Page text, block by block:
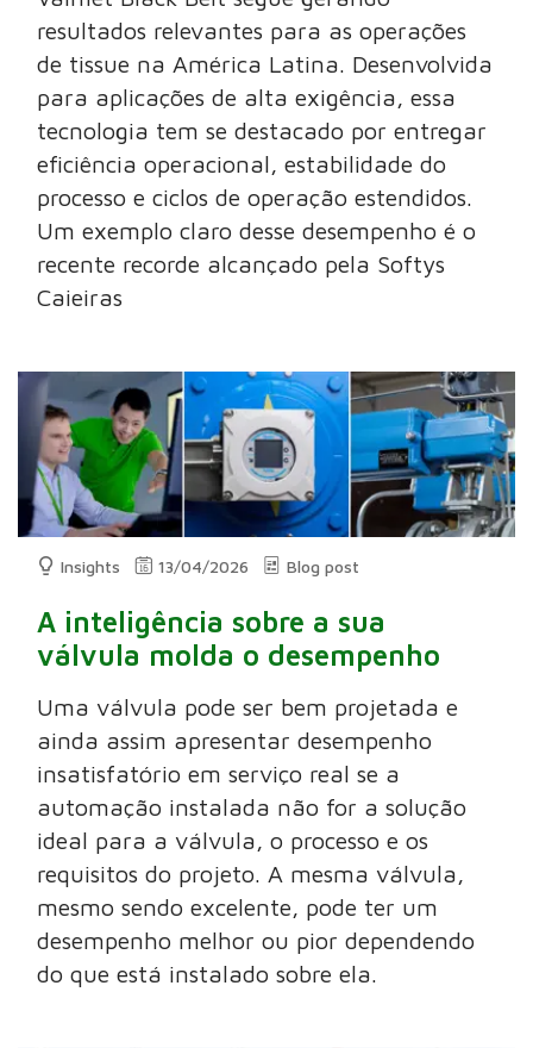
resultados relevantes para as operações
de tissue na América Latina. Desenvolvida
para aplicações de alta exigência, essa
tecnologia tem se destacado por entregar
eficiência operacional, estabilidade do
processo e ciclos de operação estendidos.
Um exemplo claro desse desempenho é o
recente recorde alcançado pela Softys
Caieiras
Insights 13/04/2026 Blog post
A inteligência sobre a sua
válvula molda o desempenho
Uma válvula pode ser bem projetada e
ainda assim apresentar desempenho
insatisfatório em serviço real se a
automação instalada não for a solução
ideal para a válvula, o processo e os
requisitos do projeto. A mesma válvula,
mesmo sendo excelente, pode ter um
desempenho melhor ou pior dependendo
do que está instalado sobre ela.